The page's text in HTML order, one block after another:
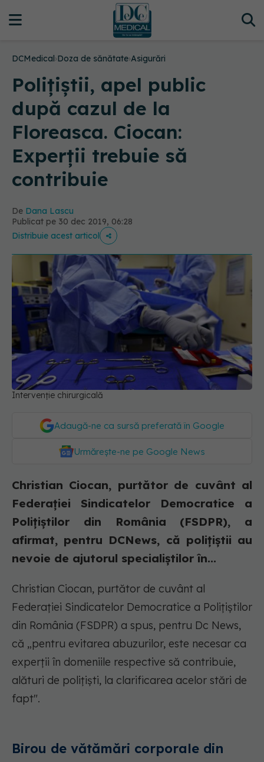
DCMedical›Doza de sănătate›Asigurări
Polițiștii, apel public
după cazul de la
Floreasca. Ciocan:
Experții trebuie să
contribuie
De Dana Lascu
Publicat pe 30 dec 2019, 06:28
Distribuie acest articol
Intervenție chirurgicală
Adaugă-ne ca sursă preferată în Google
Urmărește-ne pe Google News
Christian Ciocan, purtător de cuvânt al
Federației Sindicatelor Democratice a
Polițiștilor din România (FSDPR), a
afirmat, pentru DCNews, că polițiștii au
nevoie de ajutorul specialiștilor în...
Christian Ciocan, purtător de cuvânt al
Federației Sindicatelor Democratice a Polițiștilor
din România (FSDPR) a spus, pentru Dc News,
că „pentru evitarea abuzurilor, este necesar ca
experții în domeniile respective să contribuie,
alături de polițiști, la clarificarea acelor stări de
fapt".
Birou de vătămări corporale din